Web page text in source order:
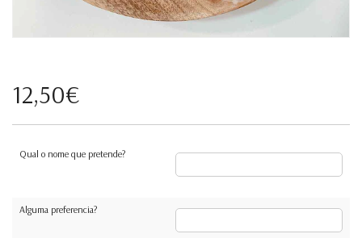
12,50€
Qual o nome que pretende?
Alguma preferencia?